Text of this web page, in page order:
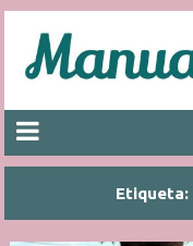
Etiqueta: